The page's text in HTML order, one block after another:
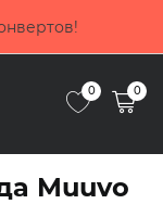
0 0
Muuvo